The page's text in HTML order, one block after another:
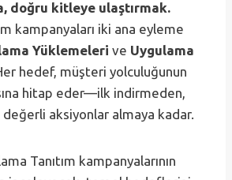
doğru kitleye ulaştırmak.
kampanyaları iki ana eyleme
Yüklemeleri ve Uygulama
hedef, müşteri yolculuğunun
hitap eder—ilk indirmeden,
aksiyonlar almaya kadar.
Tanıtım kampanyalarının